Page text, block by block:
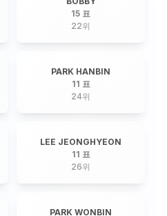
15 표
22위
PARK HANBIN
11 표
24위
LEE JEONGHYEON
11 표
26위
PARK WONBIN